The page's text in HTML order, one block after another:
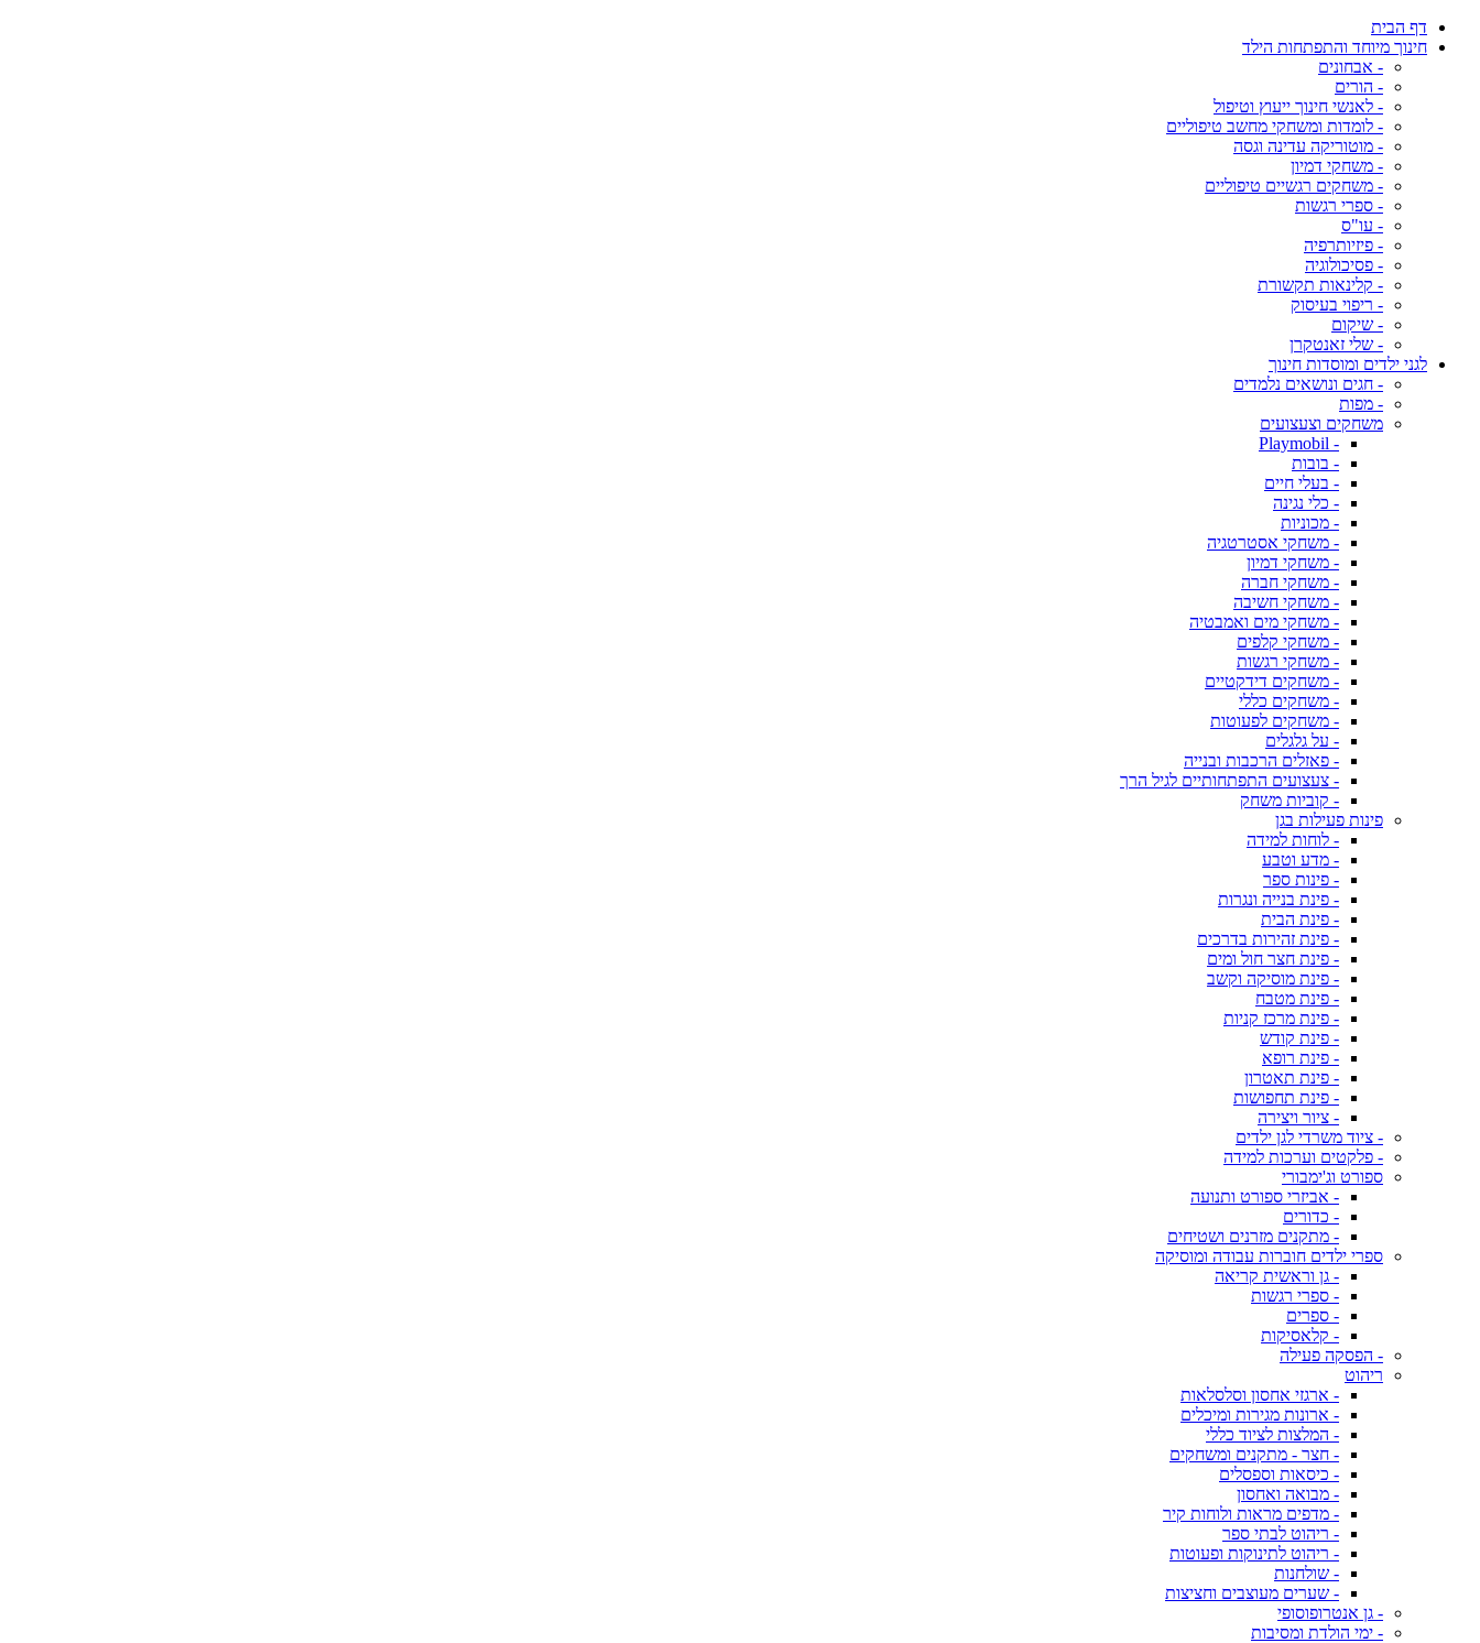
דף הבית
חינוך מיוחד והתפתחות הילד
- אבחונים
- הורים
- לאנשי חינוך ייעוץ וטיפול
- לומדות ומשחקי מחשב טיפוליים
- מוטוריקה עדינה וגסה
- משחקי דמיון
- משחקים רגשיים טיפוליים
- ספרי רגשות
- עו"ס
- פיזיותרפיה
- פסיכולוגיה
- קלינאות תקשורת
- ריפוי בעיסוק
- שיקום
- שלי זאנטקרן
לגני ילדים ומוסדות חינוך
- חגים ונושאים נלמדים
- מפות
משחקים וצעצועים
- Playmobil
- בובות
- בעלי חיים
- כלי נגינה
- מכוניות
- משחקי אסטרטגיה
- משחקי דמיון
- משחקי חברה
- משחקי חשיבה
- משחקי מים ואמבטיה
- משחקי קלפים
- משחקי רגשות
- משחקים דידקטיים
- משחקים כללי
- משחקים לפעוטות
- על גלגלים
- פאזלים הרכבות ובנייה
- צעצועים התפתחותיים לגיל הרך
- קוביות משחק
פינות פעילות בגן
- לוחות למידה
- מדע וטבע
- פינות ספר
- פינת בנייה ונגרות
- פינת הבית
- פינת זהירות בדרכים
- פינת חצר חול ומים
- פינת מוסיקה וקשב
- פינת מטבח
- פינת מרכז קניות
- פינת קודש
- פינת רופא
- פינת תאטרון
- פינת תחפושות
- ציור ויצירה
- ציוד משרדי לגן ילדים
- פלקטים וערכות למידה
ספורט וג'ימבורי
- אביזרי ספורט ותנועה
- כדורים
- מתקנים מזרנים ושטיחים
ספרי ילדים חוברות עבודה ומוסיקה
- גן וראשית קריאה
- ספרי רגשות
- ספרים
- קלאסיקות
- הפסקה פעילה
ריהוט
- ארגזי אחסון וסלסלאות
- ארונות מגירות ומיכלים
- המלצות לציוד כללי
- חצר - מתקנים ומשחקים
- כיסאות וספסלים
- מבואה ואחסון
- מדפים מראות ולוחות קיר
- ריהוט לבתי ספר
- ריהוט לתינוקות ופעוטות
- שולחנות
- שערים מעוצבים וחציצות
- גן אנטרופוסופי
- ימי הולדת ומסיבות